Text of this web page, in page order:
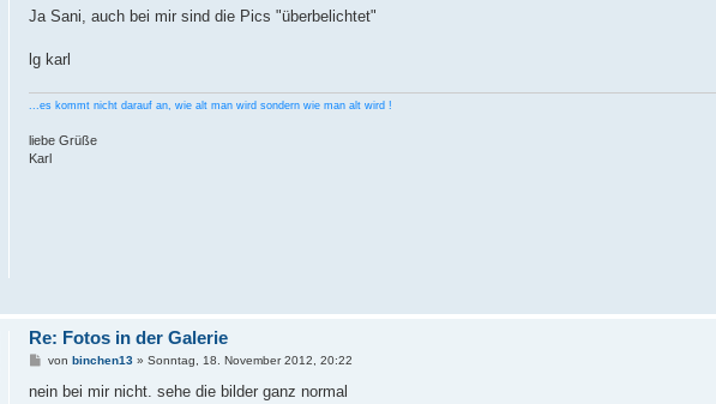
i
a
Ja Sani, auch bei mir sind die Pics "überbelichtet"
lg karl
...es kommt nicht darauf an, wie alt man wird sondern wie man alt wird !
liebe Grüße
Karl
Re: Fotos in der Galerie
B
i
von binchen13» Sonntag, 18. November 2012, 20:22
nein bei mir nicht. sehe die bilder ganz normal